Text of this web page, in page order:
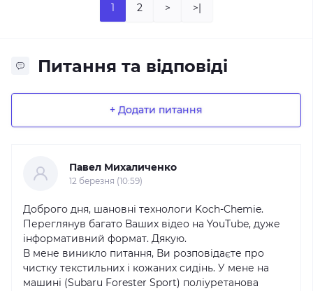
1 2 > >|
Питання та відповіді
+ Додати питання
Павел Михаличенко
12 березня (10:59)
Доброго дня, шановні технологи Koch-Chemie.
Переглянув багато Ваших відео на YouТube, дуже
інформативний формат. Дякую.
В мене виникло питання, Ви розповідаєте про
чистку текстильних і кожаних сидінь. У мене на
машині (Subaru Forester Sport) поліуретанова